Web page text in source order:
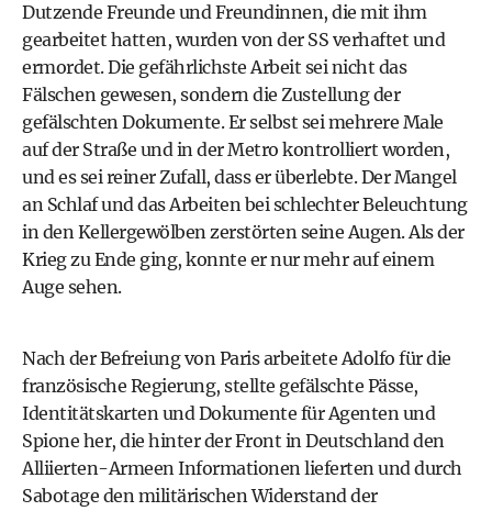
Dutzende Freunde und Freundinnen, die mit ihm
gearbeitet hatten, wurden von der SS verhaftet und
ermordet. Die gefährlichste Arbeit sei nicht das
Fälschen gewesen, sondern die Zustellung der
gefälschten Dokumente. Er selbst sei mehrere Male
auf der Straße und in der Metro kontrolliert worden,
und es sei reiner Zufall, dass er überlebte. Der Mangel
an Schlaf und das Arbeiten bei schlechter Beleuchtung
in den Kellergewölben zerstörten seine Augen. Als der
Krieg zu Ende ging, konnte er nur mehr auf einem
Auge sehen.
Nach der Befreiung von Paris arbeitete Adolfo für die
französische Regierung, stellte gefälschte Pässe,
Identitätskarten und Dokumente für Agenten und
Spione her, die hinter der Front in Deutschland den
Alliierten-Armeen Informationen lieferten und durch
Sabotage den militärischen Widerstand der